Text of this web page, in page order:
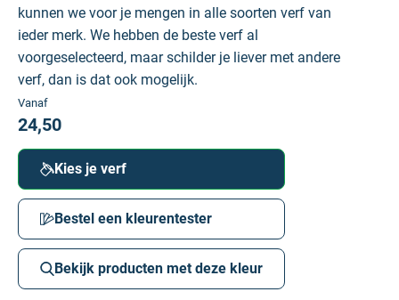
kunnen we voor je mengen in alle soorten verf van
ieder merk. We hebben de beste verf al
voorgeselecteerd, maar schilder je liever met andere
verf, dan is dat ook mogelijk.
Vanaf
24,50
Kies je verf
Bestel een kleurentester
Bekijk producten met deze kleur